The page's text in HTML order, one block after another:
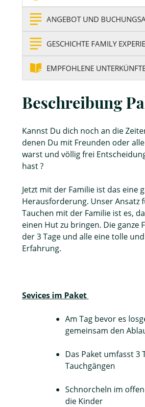
ANGEBOT UND
GESCHICHTE FAMILY
EMPFOHLENE
Beschreibung
Kannst Du dich noch an die
denen Du mit Freunden oder
warst und völlig frei
hast ?
Jetzt mit der Familie ist das eine
Herausforderung. Unser Ansatz
Tauchen mit der Familie ist es,
einen Hut zu bringen. Die ganze
der 3 Tage und alle eine tolle
Erfahrung.
Sevices im Paket
Am Tag bevor es
gemeinsam den
Das Paket umfasst 3
Tauchgängen
Schnorcheln im
die Kinder